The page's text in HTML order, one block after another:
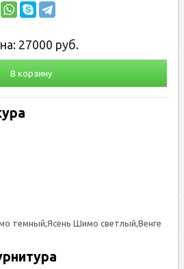
27000 руб.
В корзину
темный,Ясень Шимо светлый,Венге